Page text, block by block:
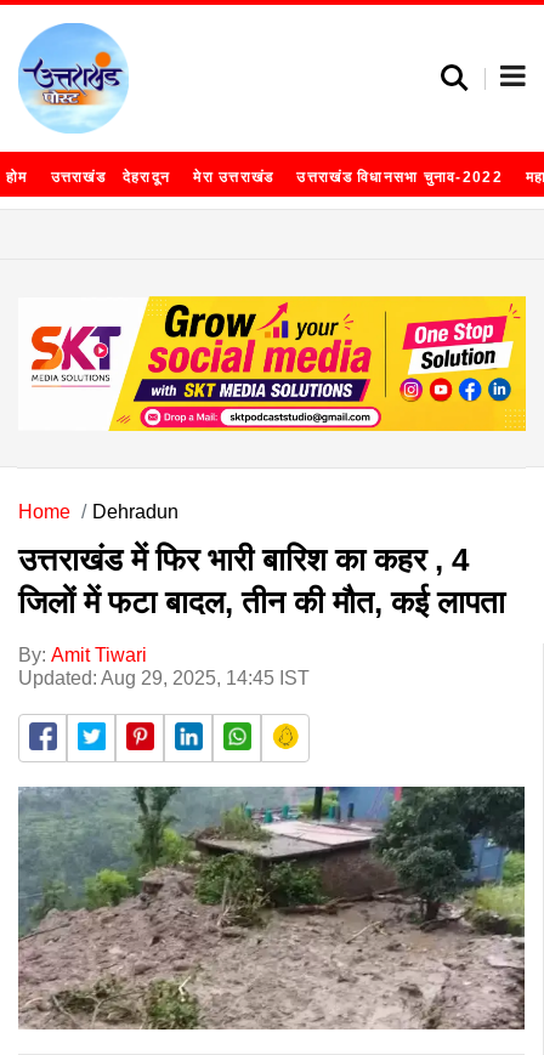
होम उत्तराखंड देहरादून मेरा उत्तराखंड उत्तराखंड विधानसभा चुनाव-2022
Home Dehradun
उत्तराखंड में फिर भारी बारिश का कहर , 4
जिलों में फटा बादल, तीन की मौत, कई लापता
By: Amit Tiwari
Updated: Aug 29, 2025, 14:45 IST